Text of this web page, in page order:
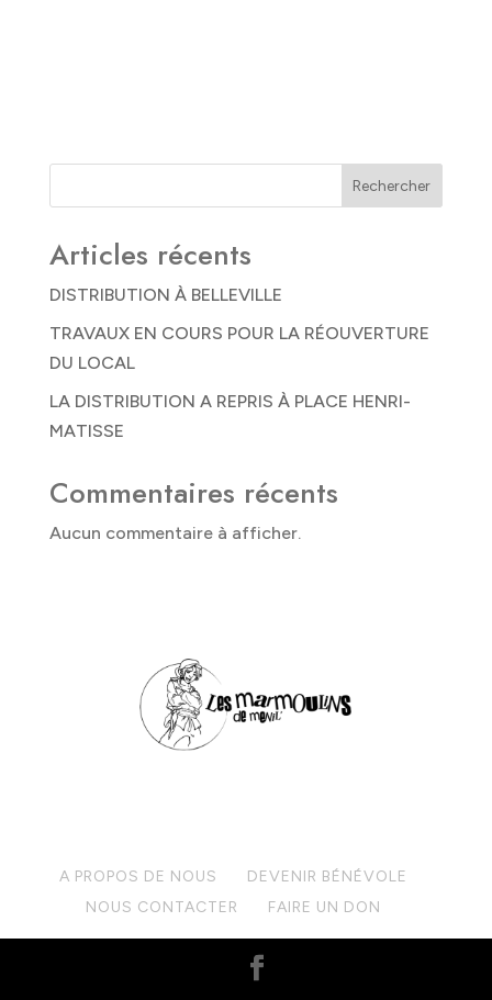
Rechercher
Articles récents
DISTRIBUTION À BELLEVILLE
TRAVAUX EN COURS POUR LA RÉOUVERTURE
DU LOCAL
LA DISTRIBUTION A REPRIS À PLACE HENRI-
MATISSE
Commentaires récents
Aucun commentaire à afficher.
A PROPOS DE NOUS
DEVENIR BÉNÉVOLE
NOUS CONTACTER
FAIRE UN DON